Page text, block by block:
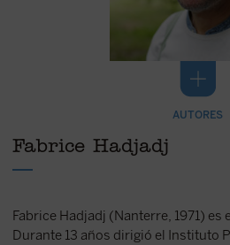
AUTORES
Fabrice Hadjadj
Fabrice Hadjadj (Nanterre, 1971)
Durante 13 años dirigió el Instituto